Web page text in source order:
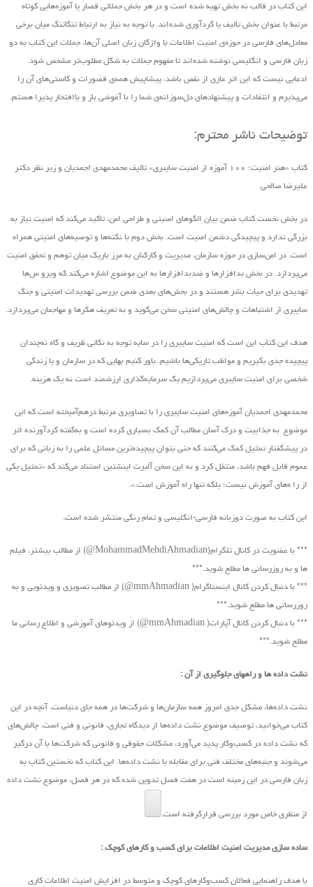
این کتاب در قالب نه بخش تهیه ‌شده است و در هر بخش جملاتی قصار یا آموزه‌هایی کوتاه
مرتبط با عنوان بخش تألیف یا گردآوری شده‌اند. با توجه به نیاز به ارتباط تنگاتنگ میان برخی
معادل‌های فارسی در حوزه‌ی امنیت اطلاعات با واژگان زبان اصلی آن‌ها، جملات این کتاب به دو
زبان فارسی و انگلیسی نوشته شده‌اند تا مفهوم جملات به شکل مطلوب‌تر مشخص شود.
ادعایی نیست که این اثر عاری از نقص باشد، پیشاپیش همه‌ی قصورات و کاستی‌های آن را
می‌پذیرم و انتقادات و پیشنهاد‌های د‌ل‌سوزانه‌ی شما را با آغوشی باز و باافتخار پذیرا هستم.
توضیحات ناشر محترم:
کتاب «هنر امنیت؛ ۱۰۰ آموزه از امنیت سایبری» تالیف محمدمهدی احمدیان و زیر نظر دکتر
علیرضا صالحی
در بخش نخست کتاب ضمن بیان الگوهای امنیتی و طراحی امن، تاکید می‌کند که امنیت نیاز به
بزرگی ندارد و پیچیدگی دشمن امنیت است. بخش دوم با نکته‌ها و توصیه‌های امنیتی همراه
است. در امن‌سازی در حوزه‌ سازمان، مدیریت و کارکنان به مرز باریک میان توهم و تحقق امنیت
می‌پردازد. در بخش بدافزارها و ضدبدافزارها به این موضوع اشاره می‌کند که ویرو س‌ها
تهدیدی برای حیات بشر هستند و در بخش‌های بعدی ضمن بررسی تهدیدات امنیتی و جنگ
سایبری از اشتباهات و چالش‌های امنیتی سخن می‌گوید و به تعریف هکرها و مهاجمان می‌پردازد.
هدف این کتاب این است که امنیت سایبری را در سایه توجه به نکاتی ظریف و گاه نه‌چندان
پیچیده جدی بگیریم و مواظب تاریکی‌ها باشیم. باور کنیم بهایی که در سازمان و یا زندگی
شخصی برای امنیت سایبری می‌پردازیم یک سرمایه‌گذاری ارزشمند است نه یک هزینه.
محمدمهدی احمدیان آموزه‌های امنیت سایبری را با تصاویری مرتبط درهم‌آمیخته است که این
موضوع به جذابیت و درک آسان مطالب آن کمک بسیاری کرده است و به‌گفته گردآورنده اثر
در پیشگفتار تمثیل کمک می‌کنند که حتی بتوان پیچیده‌ترین مسائل علمی را به زبانی که برای
عموم قابل فهم باشد، منتقل کرد و به این سخن آلبرت اینشتین استناد می‌کند که «تمثیل یکی
از را ه‌های آموزش نیست؛ بلکه تنها راه آموزش است.».
این کتاب به صورت دوزبانه فارسی-انگلیسی و تمام رنگی منتشر شده است.
*** با عضویت در کانال تلگرام(MohammadMehdiAhmadian@) از مطالب بیشتر، فیلم
ها و به روزرسانی ها مطلع شوید.***
*** با دنبال کردن کانال اینستاگرام( mmAhmadian@) از مطالب تصویری و ویدئویی و به
روزرسانی ها مطلع شوید.***
*** با دنبال کردن کانال آپارات( mmAhmadian@) از ویدئوهای آموزشی و اطلاع رسانی ما
مطلع شوید.***
نشت داده ها و راههای جلوگیری از آن :
نشت داده‌ها، مشکل جدی امروز همه سازمان‌ها و شرکت‌ها در همه جای دنیاست. آنچه در این
کتاب ‌می‌خوانید، توصیف موضوع نشت داده‌ها از دیدگاه تجاری، قانونی و فنی است. چالش‌های
که نشت داده در کسب‌و‌کار پدید ‌می‌آورد، مشکلات حقوقی و قانونی که شرکت‌ها با آن درگیر
‌می‌شوند و جنبه‌های مختلف فنی برای مقابله با نشت داده‌ها. این کتاب که نخستین کتاب به
زبان فارسی در این زمینه است در هفت فصل تدوین شده که در هر فصل، موضوع نشت داده
از منظری خاص مورد بررسی قرارگرفته است.
ساده سازی مدیریت امنیت اطلاعات برای کسب و کارهای کوچک :
با هدف راهنمایی فعالان کسب‌وکارهای کوچک و متوسط در افزایش امنیت اطلاعات کاری